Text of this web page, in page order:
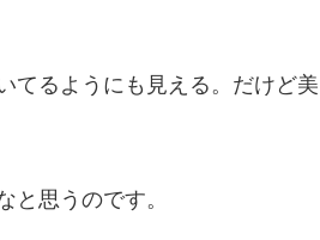
と思うのです。
す。